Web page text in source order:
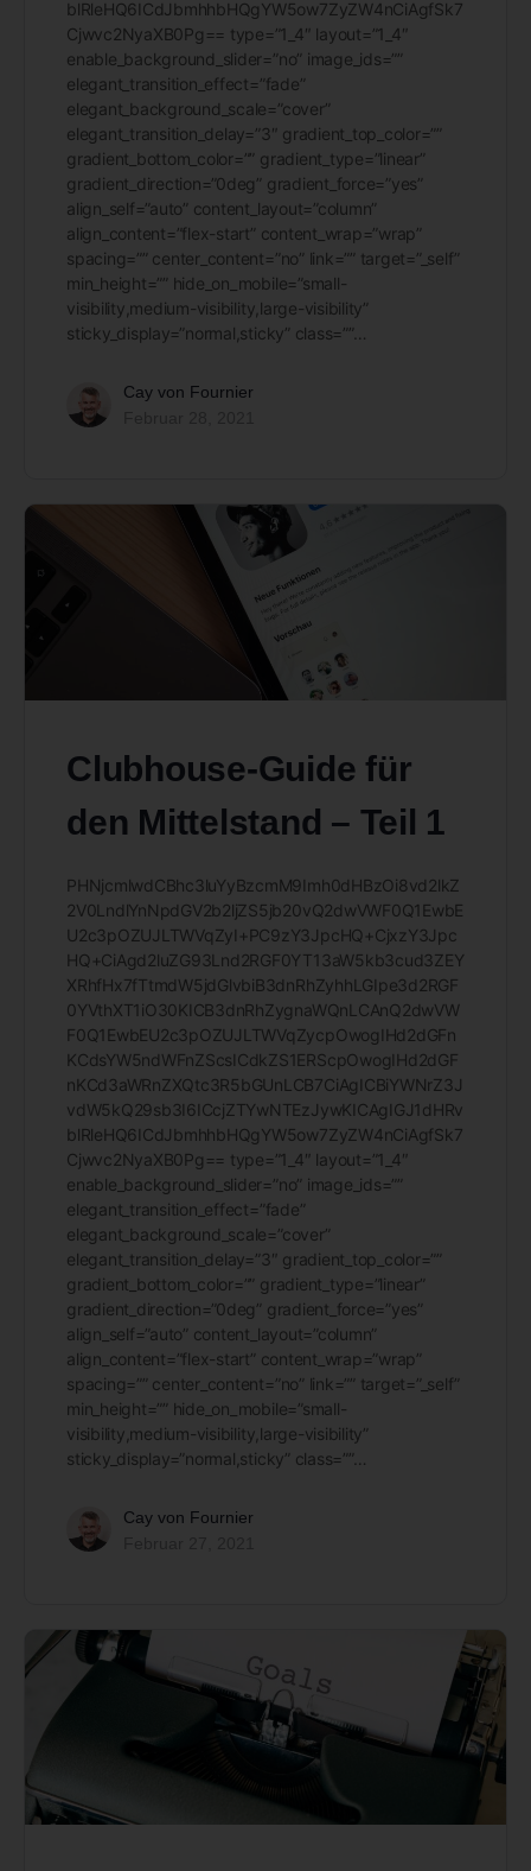
blRleHQ6ICdJbmhhbHQgYW5ow7ZyZW4nCiAgfSk7
Cjwvc2NyaXB0Pg== type=”1_4″ layout=”1_4″
enable_background_slider=”no” image_ids=””
elegant_transition_effect=”fade”
elegant_background_scale=”cover”
elegant_transition_delay=”3″ gradient_top_color=””
gradient_bottom_color=”” gradient_type=”linear”
gradient_direction=”0deg” gradient_force=”yes”
align_self=”auto” content_layout=”column”
align_content=”flex-start” content_wrap=”wrap”
spacing=”” center_content=”no” link=”” target=”_self”
min_height=”” hide_on_mobile=”small-
visibility,medium-visibility,large-visibility”
sticky_display=”normal,sticky” class=””…
Cay von Fournier
Clubhouse-Guide für
den Mittelstand – Teil 1
PHNjcmlwdCBhc3luYyBzcmM9Imh0dHBzOi8vd2lkZ
2V0LndlYnNpdGV2b2ljZS5jb20vQ2dwVWF0Q1EwbE
U2c3pOZUJLTWVqZyI+PC9zY3JpcHQ+CjxzY3Jpc
HQ+CiAgd2luZG93Lnd2RGF0YT13aW5kb3cud3ZEY
XRhfHx7fTtmdW5jdGlvbiB3dnRhZyhhLGIpe3d2RGF
0YVthXT1iO30KICB3dnRhZygnaWQnLCAnQ2dwVW
F0Q1EwbEU2c3pOZUJLTWVqZycpOwogIHd2dGFn
KCdsYW5ndWFnZScsICdkZS1ERScpOwogIHd2dGF
nKCd3aWRnZXQtc3R5bGUnLCB7CiAgICBiYWNrZ3J
vdW5kQ29sb3I6ICcjZTYwNTEzJywKICAgIGJ1dHRv
blRleHQ6ICdJbmhhbHQgYW5ow7ZyZW4nCiAgfSk7
Cjwvc2NyaXB0Pg== type=”1_4″ layout=”1_4″
enable_background_slider=”no” image_ids=””
elegant_transition_effect=”fade”
elegant_background_scale=”cover”
elegant_transition_delay=”3″ gradient_top_color=””
gradient_bottom_color=”” gradient_type=”linear”
gradient_direction=”0deg” gradient_force=”yes”
align_self=”auto” content_layout=”column”
align_content=”flex-start” content_wrap=”wrap”
spacing=”” center_content=”no” link=”” target=”_self”
min_height=”” hide_on_mobile=”small-
visibility,medium-visibility,large-visibility”
sticky_display=”normal,sticky” class=””…
Cay von Fournier